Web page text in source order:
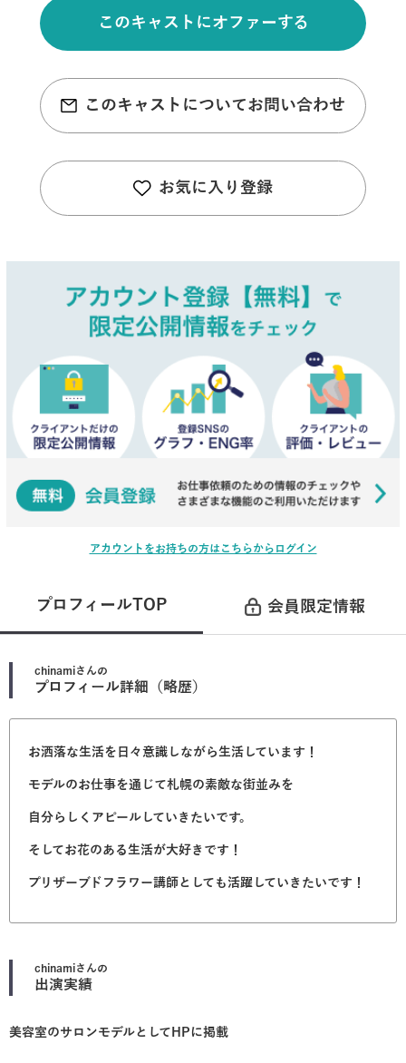
このキャストにオファーする
このキャストについてお問い合わせ
お気に入り登録
アカウントをお持ちの方はこちらからログイン
プロフィールTOP 会員限定情報
chinamiさんの
プロフィール詳細（略歴）
お洒落な生活を日々意識しながら生活しています！
モデルのお仕事を通じて札幌の素敵な街並みを
自分らしくアピールしていきたいです。
そしてお花のある生活が大好きです！
プリザーブドフラワー講師としても活躍していきたいです！
chinamiさんの
出演実績
美容室のサロンモデルとしてHPに掲載